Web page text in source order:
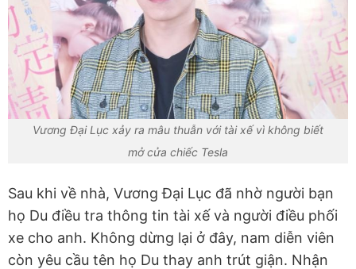
Vương Đại Lục xảy ra mâu thuẫn với tài xế vì không biết
mở cửa chiếc Tesla
Sau khi về nhà, Vương Đại Lục đã nhờ người bạn
họ Du điều tra thông tin tài xế và người điều phối
xe cho anh. Không dừng lại ở đây, nam diễn viên
còn yêu cầu tên họ Du thay anh trút giận. Nhận